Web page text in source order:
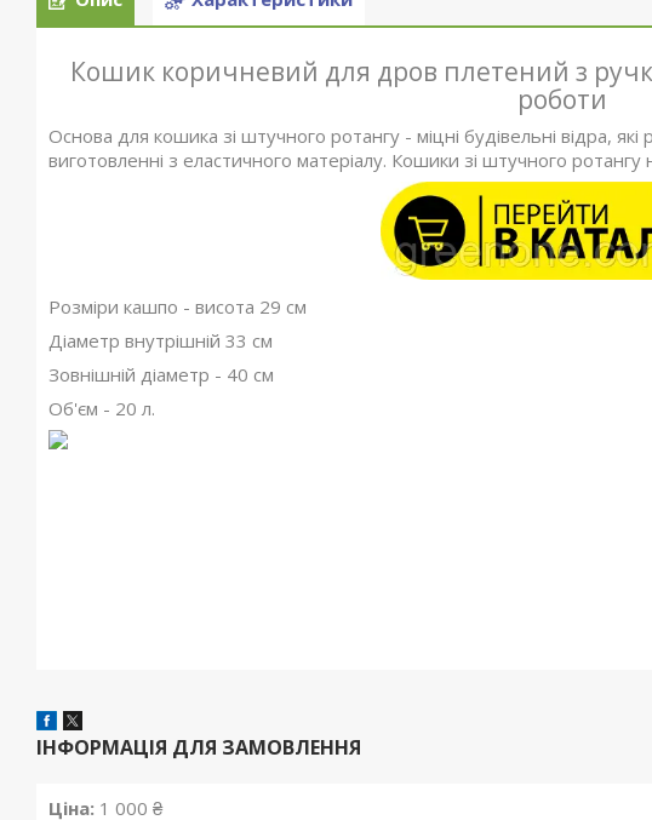
Кошик коричневий для дров плетений з
роботи
Основа для кошика зі штучного ротангу - міцні будівельні відра,
виготовленні з еластичного матеріалу. Кошики зі штучного
Розміри кашпо - висота 29 см
Діаметр внутрішній 33 см
Зовнішній діаметр - 40 см
Об'єм - 20 л.
ІНФОРМАЦІЯ ДЛЯ ЗАМОВЛЕННЯ
Ціна: 1 000 ₴